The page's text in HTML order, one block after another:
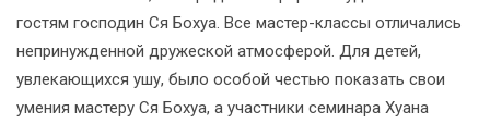
гостям господин Ся Бохуа. Все мастер-классы отличались
непринужденной дружеской атмосферой. Для детей,
увлекающихся ушу, было особой честью показать свои
умения мастеру Ся Бохуа, а участники семинара Хуана